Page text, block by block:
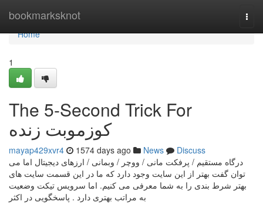
bookmarksknot
Home
Home
1
The 5-Second Trick For
کوزموبت زنده
mayap429xvr4 1574 days ago News
Discuss
درگاه مستقیم / پرفکت مانی / ووچر / وبمانی / ارزهای دیجیتال اما می
توان گفت بهتر از این سایت وجود دارد که ما در این قسمت سایت های
بهتر شرط بندی را به شما معرفی می کنیم. اما سرویس تیکت وضعیت
به مراتب بهتری دارد . پاسخگویی در اکثر